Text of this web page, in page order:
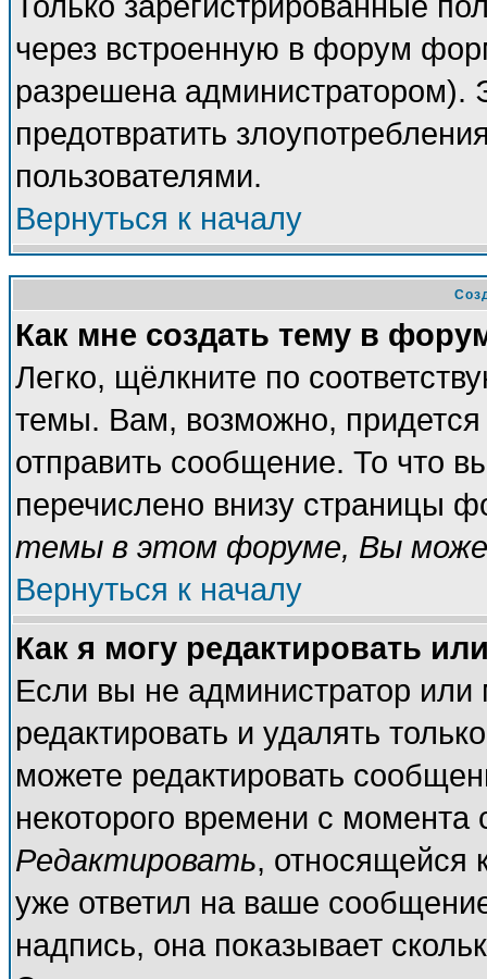
через встроенную в форум
разрешена администратором).
предотвратить
пользователями.
Вернуться к началу
Как мне создать тему в
Легко, щёлкните по
темы. Вам, возможно, придется
отправить сообщение. То что
перечислено внизу страницы
темы в этом форуме, Вы
Вернуться к началу
Как я могу редактировать
Если вы не администратор
редактировать и удалять
можете редактировать
некоторого времени с
Редактировать, относящейся
уже ответил на ваше
надпись, она показывает